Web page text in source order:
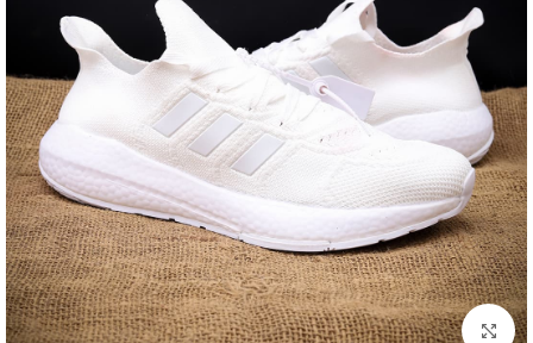
اضغط للتكبير